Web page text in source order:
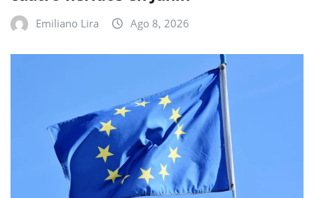
Emiliano Lira Ago 8, 2026